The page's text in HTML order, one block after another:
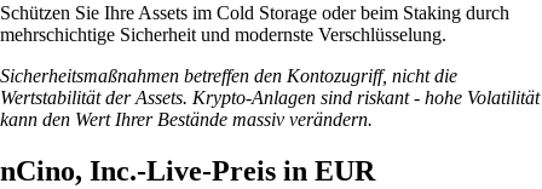
Schützen Sie Ihre Assets im Cold Storage oder beim Staking durch
mehrschichtige Sicherheit und modernste Verschlüsselung.
Sicherheitsmaßnahmen betreffen den Kontozugriff, nicht die
Wertstabilität der Assets. Krypto-Anlagen sind riskant - hohe Volatilität
kann den Wert Ihrer Bestände massiv verändern.
nCino, Inc.-Live-Preis in EUR